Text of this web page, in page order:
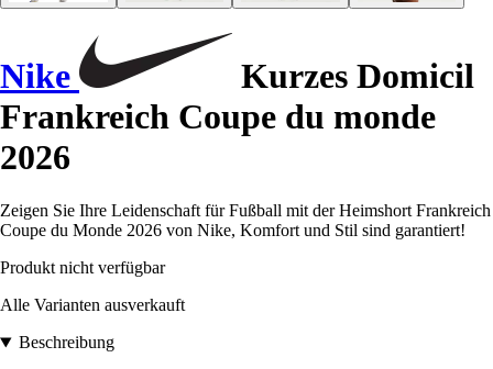
Nike
Kurzes Domicil
Frankreich Coupe du monde
2026
Zeigen Sie Ihre Leidenschaft für Fußball mit der Heimshort Frankreich
Coupe du Monde 2026 von Nike, Komfort und Stil sind garantiert!
Produkt nicht verfügbar
Alle Varianten ausverkauft
Beschreibung